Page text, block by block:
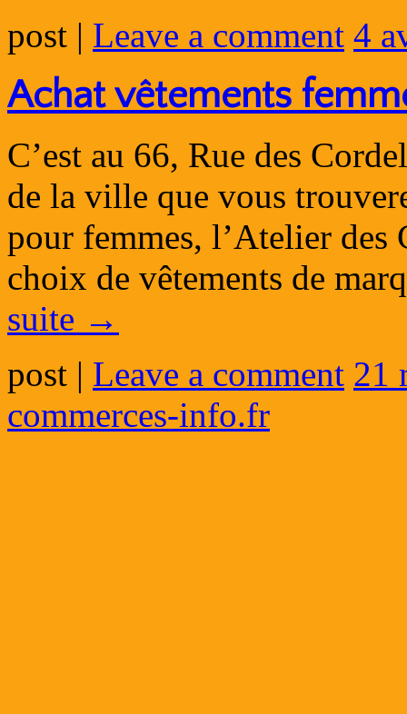
post | Leave a comment 4
Achat vêtements
C’est au 66, Rue des
de la ville que vous
pour femmes, l’Atelier des
choix de vêtements de
suite →
post | Leave a comment 21
commerces-info.fr